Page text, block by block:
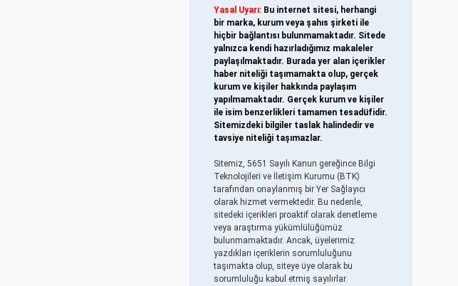
Yasal Uyarı: Bu internet sitesi, herhangi
bir marka, kurum veya şahıs şirketi ile
hiçbir bağlantısı bulunmamaktadır. Sitede
yalnızca kendi hazırladığımız makaleler
paylaşılmaktadır. Burada yer alan içerikler
haber niteliği taşımamakta olup, gerçek
kurum ve kişiler hakkında paylaşım
yapılmamaktadır. Gerçek kurum ve kişiler
ile isim benzerlikleri tamamen tesadüfidir.
Sitemizdeki bilgiler taslak halindedir ve
tavsiye niteliği taşımazlar.
Sitemiz, 5651 Sayılı Kanun gereğince Bilgi
Teknolojileri ve İletişim Kurumu (BTK)
tarafından onaylanmış bir Yer Sağlayıcı
olarak hizmet vermektedir. Bu nedenle,
sitedeki içerikleri proaktif olarak denetleme
veya araştırma yükümlülüğümüz
bulunmamaktadır. Ancak, üyelerimiz
yazdıkları içeriklerin sorumluluğunu
taşımakta olup, siteye üye olarak bu
sorumluluğu kabul etmiş sayılırlar.